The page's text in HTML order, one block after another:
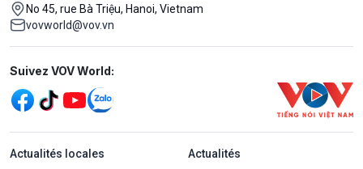
No 45, rue Bà Triệu, Hanoi, Vietnam
vovworld@vov.vn
Mạng xã hội
Suivez VOV World:
menu footer tiếng Pháp
Actualités locales Actualités